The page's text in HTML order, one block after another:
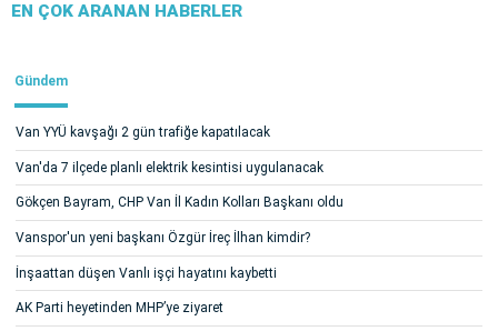
EN ÇOK ARANAN HABERLER
Gündem
Van YYÜ kavşağı 2 gün trafiğe kapatılacak
Van'da 7 ilçede planlı elektrik kesintisi uygulanacak
Gökçen Bayram, CHP Van İl Kadın Kolları Başkanı oldu
Vanspor'un yeni başkanı Özgür İreç İlhan kimdir?
İnşaattan düşen Vanlı işçi hayatını kaybetti
AK Parti heyetinden MHP’ye ziyaret